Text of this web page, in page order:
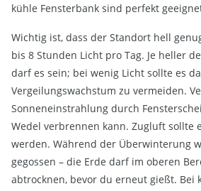
kühle Fensterbank sind perfekt
Wichtig ist, dass der Standort hell
bis 8 Stunden Licht pro Tag. Je heller
darf es sein; bei wenig Licht sollte es
Vergeilungswachstum zu vermeiden.
Sonneneinstrahlung durch
Wedel verbrennen kann. Zugluft sollte
werden. Während der Überwinterung
gegossen – die Erde darf im oberen
abtrocknen, bevor du erneut gießt. Bei